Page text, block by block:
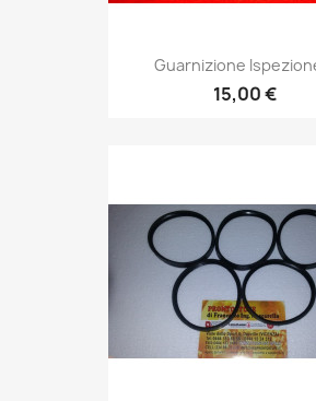
Guarnizione
15,00 €